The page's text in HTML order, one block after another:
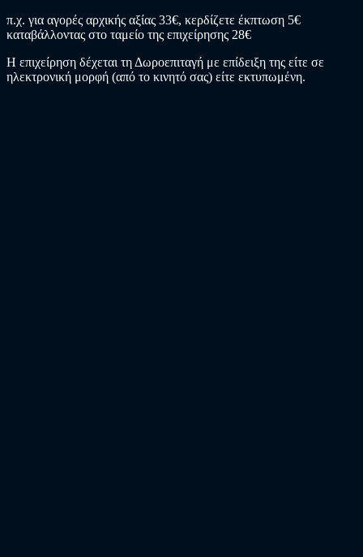
π.χ. για αγορές αρχικής αξίας 33€, κερδίζετε έκπτωση 5€
καταβάλλοντας στο ταμείο της επιχείρησης 28€
Η επιχείρηση δέχεται τη Δωροεπιταγή με επίδειξη της είτε σε
ηλεκτρονική μορφή (από το κινητό σας) είτε εκτυπωμένη.